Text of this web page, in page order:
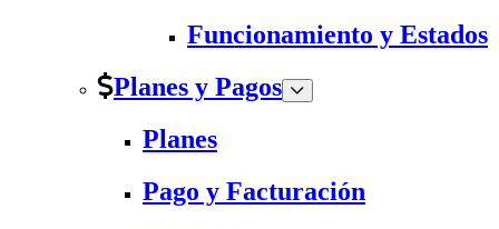
Funcionamiento y Estados
Planes y Pagos
Planes
Pago y Facturación